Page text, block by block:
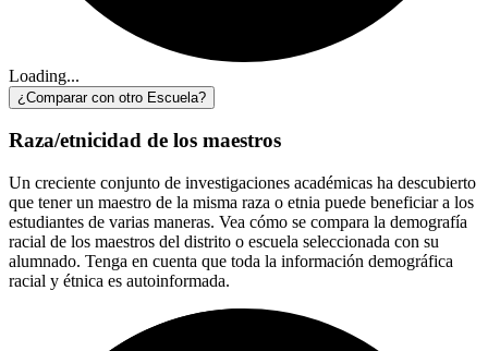
Loading...
¿Comparar con otro Escuela?
Raza/etnicidad de los maestros
Un creciente conjunto de investigaciones académicas ha descubierto
que tener un maestro de la misma raza o etnia puede beneficiar a los
estudiantes de varias maneras. Vea cómo se compara la demografía
racial de los maestros del distrito o escuela seleccionada con su
alumnado. Tenga en cuenta que toda la información demográfica
racial y étnica es autoinformada.